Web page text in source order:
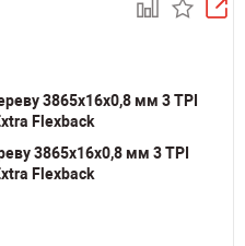
3865х16х0,8 мм 3 TPI
Flexback